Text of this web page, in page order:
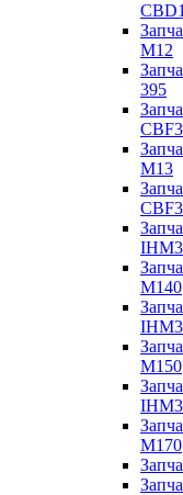
M12
395
M13
M140
M150
M170